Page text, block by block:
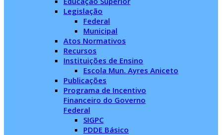
Legislação
Federal
Municipal
Atos Normativos
Recursos
Instituições de Ensino
Escola Mun. Ayres Aniceto
Publicações
Programa de Incentivo
Financeiro do Governo
Federal
SIGPC
PDDE Básico